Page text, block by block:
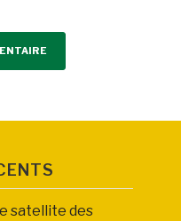
satellite des